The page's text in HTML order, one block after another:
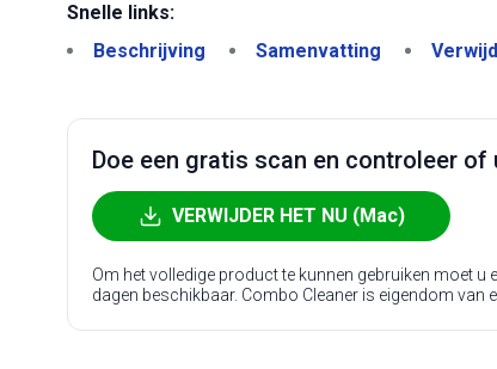
Snelle links:
Beschrijving
Samenvatting
Doe een gratis scan en controleer
VERWIJDER HET NU (Mac)
Om het volledige product te kunnen gebruiken moet u
dagen beschikbaar. Combo Cleaner is eigendom van